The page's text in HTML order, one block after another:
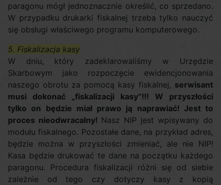
paragonu mógł jednoznacznie określić, co sprzedano.
W przypadku drukarki fiskalnej trzeba tylko nauczyć
się obsługi właściwego programu komputerowego.
5. Fiskalizacja kasy
W dniu, który zadeklarowaliśmy w Urzędzie
Skarbowym jako rozpoczęcie ewidencjonowania
naszego obrotu za pomocą kasy fiskalnej, serwisant
musi dokonać „fiskalizacji kasy”!!! W przyszłości
tylko on będzie miał prawo ją naprawiać! Jest to
proces nieodwracalny! Nasz NIP jest wpisywany do
modułu fiskalnego. Pozostałe dane, na przykład adres,
będzie można w przyszłości zmieniać, ale nie NIP!
Kasa będzie drukować te dane na początku każdego
paragonu. Procedura fiskalizacji różni się od siebie
zależnie od tego czy dotyczy kasy z kopią